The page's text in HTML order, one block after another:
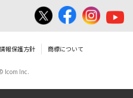
報保護方針 商標について
Icom Inc.